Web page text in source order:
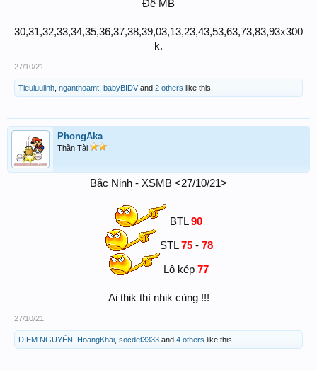
Đê MB
30,31,32,33,34,35,36,37,38,39,03,13,23,43,53,63,73,83,93x300
k.​
27/10/21
Tieuluulinh nganthoamt babyBIDV and 2 others like this.
PhongAka
Thần Tài
Bắc Ninh - XSMB <27/10/21>
BTL90
STL75 - 78
Lô kép 77
Ai thik thì nhik cùng !!!​
27/10/21
DIEM NGUYÊN HoangKhai socdet3333 and 4 others like this.